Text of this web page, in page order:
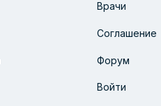
Врачи
Соглашение
Форум
Войти